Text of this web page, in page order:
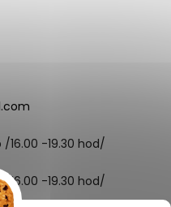
16.00 -19.30 hod/
16.00 -19.30 hod/